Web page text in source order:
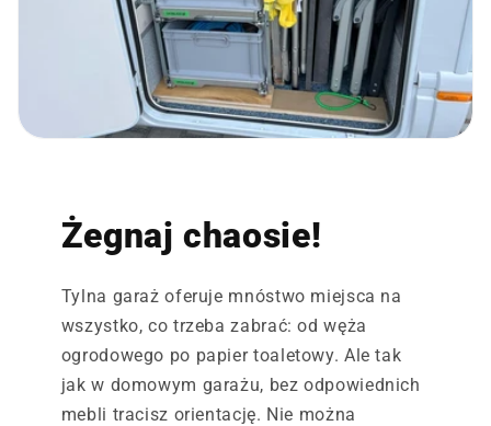
Żegnaj chaosie!
Tylna garaż oferuje mnóstwo miejsca na
wszystko, co trzeba zabrać: od węża
ogrodowego po papier toaletowy. Ale tak
jak w domowym garażu, bez odpowiednich
mebli tracisz orientację. Nie można